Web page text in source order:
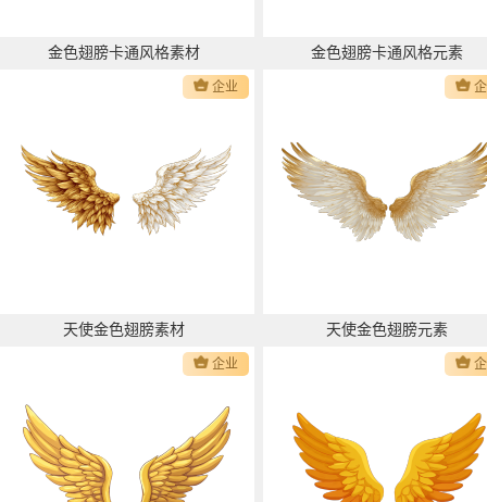
金色翅膀卡通风格素材 金色翅膀卡通风格元素
企业
天使金色翅膀素材 天使金色翅膀元素
企业